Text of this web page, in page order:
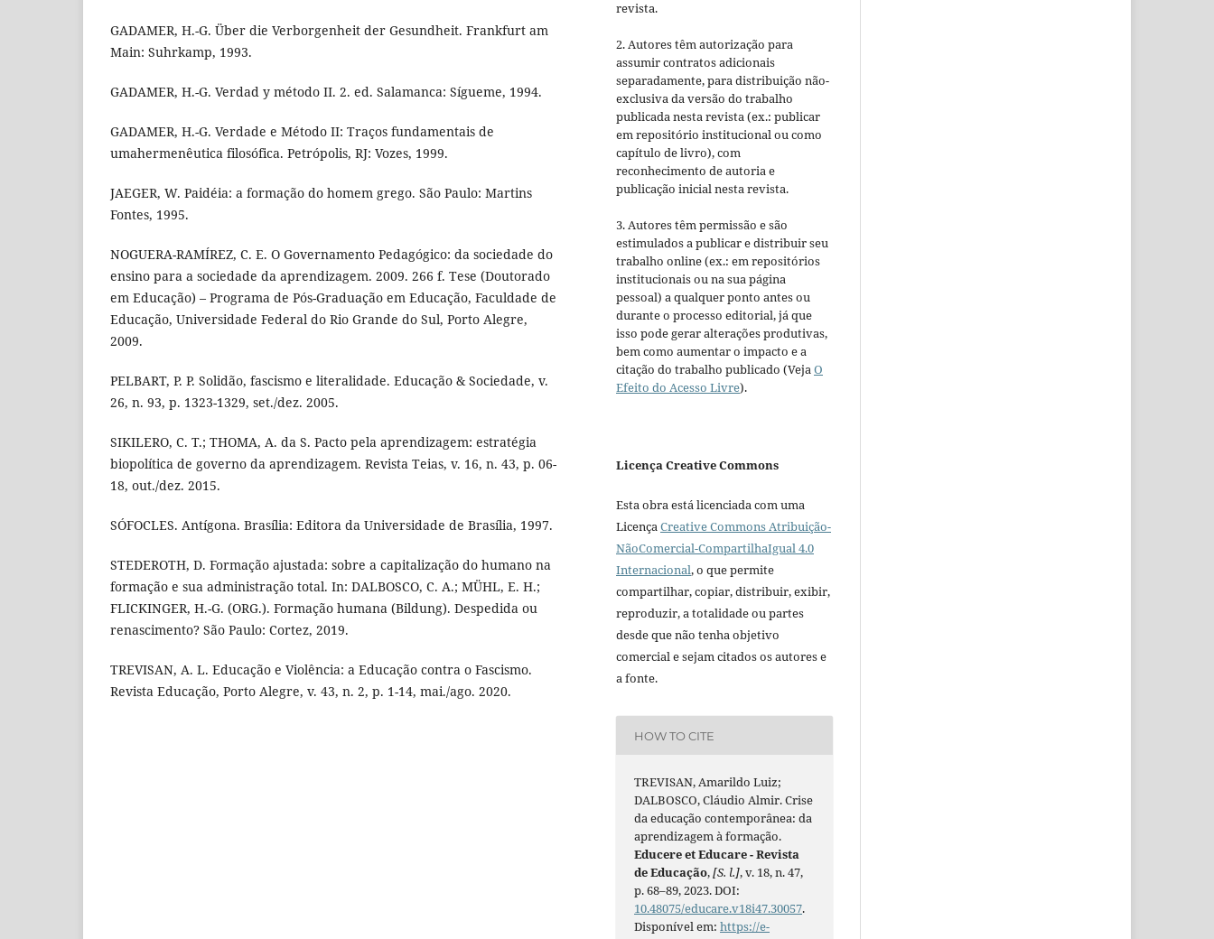
GADAMER, H.-G. Über die Verborgenheit der Gesundheit. Frankfurt am
Main: Suhrkamp, 1993.
GADAMER, H.-G. Verdad y método II. 2. ed. Salamanca: Sígueme, 1994.
GADAMER, H.-G. Verdade e Método II: Traços fundamentais de
umahermenêutica filosófica. Petrópolis, RJ: Vozes, 1999.
JAEGER, W. Paidéia: a formação do homem grego. São Paulo: Martins
Fontes, 1995.
NOGUERA-RAMÍREZ, C. E. O Governamento Pedagógico: da sociedade do
ensino para a sociedade da aprendizagem. 2009. 266 f. Tese (Doutorado
em Educação) – Programa de Pós-Graduação em Educação, Faculdade de
Educação, Universidade Federal do Rio Grande do Sul, Porto Alegre,
2009.
PELBART, P. P. Solidão, fascismo e literalidade. Educação & Sociedade, v.
26, n. 93, p. 1323-1329, set./dez. 2005.
SIKILERO, C. T.; THOMA, A. da S. Pacto pela aprendizagem: estratégia
biopolítica de governo da aprendizagem. Revista Teias, v. 16, n. 43, p. 06-
18, out./dez. 2015.
SÓFOCLES. Antígona. Brasília: Editora da Universidade de Brasília, 1997.
STEDEROTH, D. Formação ajustada: sobre a capitalização do humano na
formação e sua administração total. In: DALBOSCO, C. A.; MÜHL, E. H.;
FLICKINGER, H.-G. (ORG.). Formação humana (Bildung). Despedida ou
renascimento? São Paulo: Cortez, 2019.
TREVISAN, A. L. Educação e Violência: a Educação contra o Fascismo.
Revista Educação, Porto Alegre, v. 43, n. 2, p. 1-14, mai./ago. 2020.
revista.
2. Autores têm autorização para
assumir contratos adicionais
separadamente, para distribuição não-
exclusiva da versão do trabalho
publicada nesta revista (ex.: publicar
em repositório institucional ou como
capítulo de livro), com
reconhecimento de autoria e
publicação inicial nesta revista.
3. Autores têm permissão e são
estimulados a publicar e distribuir seu
trabalho online (ex.: em repositórios
institucionais ou na sua página
pessoal) a qualquer ponto antes ou
durante o processo editorial, já que
isso pode gerar alterações produtivas,
bem como aumentar o impacto e a
citação do trabalho publicado (VejaO
Efeito do Acesso Livre).
Licença Creative Commons
Esta obra está licenciada com uma
LicençaCreative Commons Atribuição-
NãoComercial-CompartilhaIgual 4.0
Internacional, o que permite
compartilhar, copiar, distribuir, exibir,
reproduzir, a totalidade ou partes
desde que não tenha objetivo
comercial e sejam citados os autores e
a fonte.
HOW TO CITE
TREVISAN, Amarildo Luiz;
DALBOSCO, Cláudio Almir. Crise
da educação contemporânea: da
aprendizagem à formação.
Educere et Educare - Revista
de Educação,[S. l.], v. 18, n. 47,
p. 68–89, 2023. DOI:
10.48075/educare.v18i47.30057.
Disponível em:https://e-